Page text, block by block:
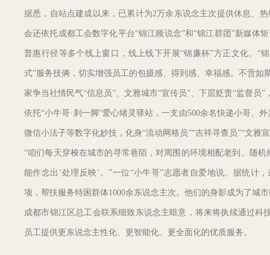
据悉，自站点建成以来，已累计为2万余东说念主次提供休息、
会还依托成都工会数字化平台“锦江频说念”和“锦江群团”新媒体
普惠行径等多个线上窗口，线上线下开展“锦廉杯”方正文化、“
式”服务技俩，切实增强员工的包摄感、得到感、幸福感。不啻
家争当社情民气“信息员”、文雅城市“宣传员”、下层贬责“监督员
依托“小牛哥·刹一脚”爱心绪灵驿站，一支由500余名快递小哥、
微信小法子等数字化妙技，化身“流动网格员”“吉祥寻查员”“文雅
“咱们每天穿梭在城市的寻常巷陌，对周围的环境相配老到。随
能作念出‘处理反映’。”一位“小牛哥”志愿者自爱地说。据统计
项，帮扶服务特困群体1000余东说念主次。他们的身影成为了城
成都市锦江区总工会联系细致东说念主暗意，将来将执续通过
员工提供更东说念主性化、更智能化、更全面化的优质服务。